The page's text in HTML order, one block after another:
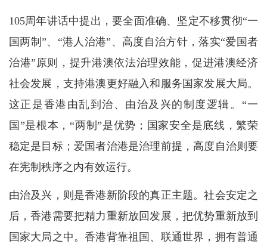
105周年讲话中提出，要全面准确、坚定不移贯彻“一
国两制”、“港人治港”、高度自治方针，落实“爱国者
治港”原则，提升港澳依法治理效能，促进港澳经济
社会发展，支持港澳更好融入和服务国家发展大局。
这正是香港由乱到治、由治及兴的制度逻辑。“一
国”是根本，“两制”是优势；国家安全是底线，繁荣
稳定是目标；爱国者治港是治理前提，高度自治则要
在宪制秩序之内有效运行。
由治及兴，则是香港新阶段的真正主题。社会安定之
后，香港需要把精力重新放回发展，把优势重新放到
国家大局之中。香港背靠祖国、联通世界，拥有普通